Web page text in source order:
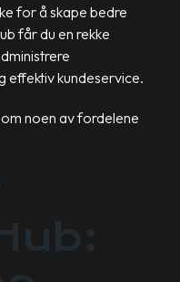
for å skape bedre
får du en rekke
effektiv kundeservice.
noen av fordelene